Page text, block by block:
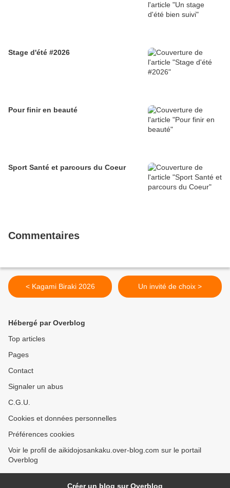
Stage d'été #2026
Pour finir en beauté
Sport Santé et parcours du Coeur
Commentaires
< Kagami Biraki 2026 Un invité de choix >
Hébergé par Overblog
Top articles
Pages
Contact
Signaler un abus
C.G.U.
Cookies et données personnelles
Préférences cookies
Voir le profil de aikidojosankaku.over-blog.com sur le portail
Overblog
Créer un blog sur Overblog